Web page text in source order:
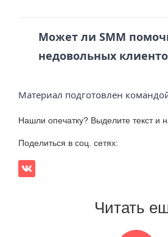
Может ли SMM
недовольных
Материал подготовлен
Нашли опечатку? Выделите текст и
Поделиться в соц. сетях:
Читать